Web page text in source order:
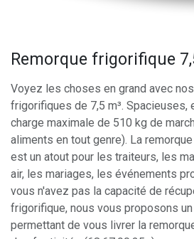
Remorque frigorifique
Voyez les choses en grand avec
frigorifiques de 7,5 m³. Spacieuses,
charge maximale de 510 kg de
aliments en tout genre). La
est un atout pour les traiteurs, les
air, les mariages, les événements
vous n'avez pas la capacité de
frigorifique, nous vous proposons
permettant de vous livrer la